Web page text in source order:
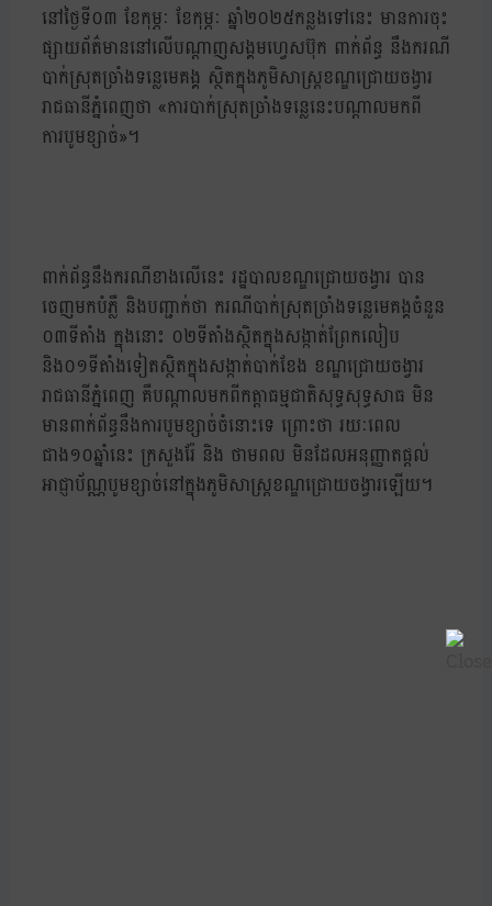
នៅថ្ងៃទី០៣ ខែកុម្ភៈ ខែកុម្ភៈ ឆ្នាំ២០២៥កន្លងទៅនេះ មានការចុះ
ផ្សាយព័ត៌មាននៅលើបណ្តាញសង្គមហ្វេសប៊ុក ពាក់ព័ន្ធ នឹងករណី
បាក់ស្រុតច្រាំងទន្លេមេគង្គ ស្ថិតក្នុងភូមិសាស្ត្រខណ្ឌជ្រោយចង្វារ
រាជធានីភ្នំពេញថា «ការបាក់ស្រុតច្រាំងទន្លេនេះបណ្តាលមកពី
ការបូមខ្សាច់»។
ពាក់ព័ន្ធនឹងករណីខាងលើនេះ រដ្ឋបាលខណ្ឌជ្រោយចង្វារ បាន
ចេញមកបំភ្លឺ និងបញ្ជាក់ថា ករណីបាក់ស្រុតច្រាំងទន្លេមេគង្គចំនួន
០៣ទីតាំង ក្នុងនោះ ០២ទីតាំងស្ថិតក្នុងសង្កាត់ព្រែកលៀប
និង០១ទីតាំងទៀតស្ថិតក្នុងសង្កាត់បាក់ខែង ខណ្ឌជ្រោយចង្វារ
រាជធានីភ្នំពេញ គឺបណ្តាលមកពីកត្តាធម្មជាតិសុទ្ធសុទ្ធសាធ មិន
មានពាក់ព័ន្ធនឹងការបូមខ្សាច់ចំនោះទេ ព្រោះថា រយៈពេល
ជាង១០ឆ្នាំនេះ ក្រសួងរ៉ែ និង ថាមពល មិនដែលអនុញ្ញាតផ្តល់
អាជ្ញាប័ណ្ណបូមខ្សាច់នៅក្នុងភូមិសាស្ត្រខណ្ឌជ្រោយចង្វារឡើយ។